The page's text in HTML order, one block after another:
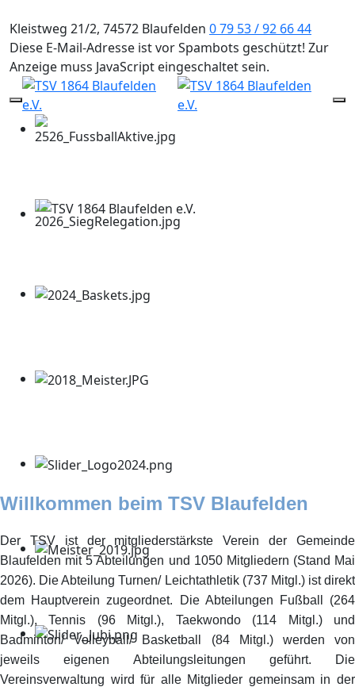
Kleistweg 21/2, 74572 Blaufelden 0 79 53 / 92 66 44
Diese E-Mail-Adresse ist vor Spambots geschützt! Zur
Anzeige muss JavaScript eingeschaltet sein.
Mobile Menu Toggle
Willkommen beim TSV Blaufelden
Der TSV ist der mitgliederstärkste Verein der Gemeinde
Blaufelden mit 5 Abteilungen und 1050 Mitgliedern (Stand Mai
2026). Die Abteilung Turnen/ Leichtathletik (737 Mitgl.) ist direkt
dem Hauptverein zugeordnet. Die Abteilungen Fußball (264
Mitgl.), Tennis (96 Mitgl.), Taekwondo (114 Mitgl.) und
Badminton/ Volleyball/ Basketball (84 Mitgl.) werden von
jeweils eigenen Abteilungsleitungen geführt. Die
Vereinsverwaltung wird für alle Mitglieder gemeinsam in der